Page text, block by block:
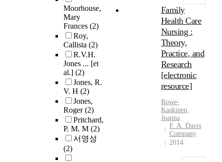
Moorhouse,
Mary
Frances (2)
Roy,
Callista (2)
R.V.H.
Jones ... [et
al.] (2)
Jones, R.
V. H (2)
Jones,
Roger(2)
Pritchard,
P. M. M (2)
서영성
(2)
Family
Health Care
Nursing :
Theory,
Practice, and
Research
[electronic
resource]
Rowe-
Kaakinen,
Joanna
F. A. Davis
Company
2014